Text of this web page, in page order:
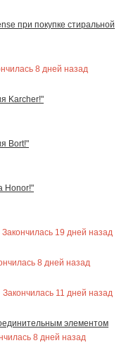
при покупке стиральной
8 дней назад
Karcher!"
Bort!"
Honor!"
Закончилась 19 дней назад
8 дней назад
Закончилась 11 дней назад
элементом
8 дней назад